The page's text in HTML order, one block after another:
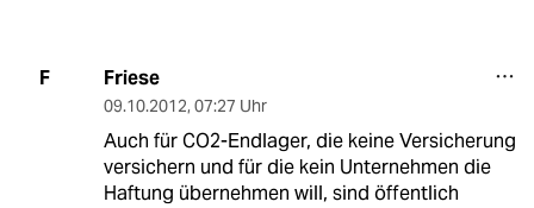
F Friese
09.10.2012, 07:27 Uhr
Auch für CO2-Endlager, die keine Versicherung
versichern und für die kein Unternehmen die
Haftung übernehmen will, sind öffentlich